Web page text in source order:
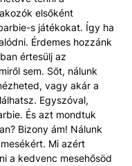
elsőként
s játékokat. Így ha
Érdemes hozzánk
értesülj az
sem. Sőt, nálunk
vagy akár a
Egyszóval,
És azt mondtuk
Bizony ám! Nálunk
Mi azért
a kedvenc mesehősöd